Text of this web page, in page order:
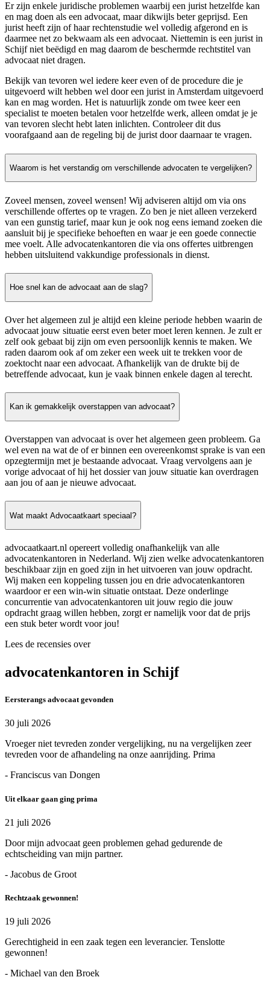
Er zijn enkele juridische problemen waarbij een jurist hetzelfde kan
en mag doen als een advocaat, maar dikwijls beter geprijsd. Een
jurist heeft zijn of haar rechtenstudie wel volledig afgerond en is
daarmee net zo bekwaam als een advocaat. Niettemin is een jurist in
Schijf niet beëdigd en mag daarom de beschermde rechtstitel van
advocaat niet dragen.
Bekijk van tevoren wel iedere keer even of de procedure die je
uitgevoerd wilt hebben wel door een jurist in Amsterdam uitgevoerd
kan en mag worden. Het is natuurlijk zonde om twee keer een
specialist te moeten betalen voor hetzelfde werk, alleen omdat je je
van tevoren slecht hebt laten inlichten. Controleer dit dus
voorafgaand aan de regeling bij de jurist door daarnaar te vragen.
Waarom is het verstandig om verschillende advocaten te vergelijken?
Zoveel mensen, zoveel wensen! Wij adviseren altijd om via ons
verschillende offertes op te vragen. Zo ben je niet alleen verzekerd
van een gunstig tarief, maar kun je ook nog eens iemand zoeken die
aansluit bij je specifieke behoeften en waar je een goede connectie
mee voelt. Alle advocatenkantoren die via ons offertes uitbrengen
hebben uitsluitend vakkundige professionals in dienst.
Hoe snel kan de advocaat aan de slag?
Over het algemeen zul je altijd een kleine periode hebben waarin de
advocaat jouw situatie eerst even beter moet leren kennen. Je zult er
zelf ook gebaat bij zijn om even persoonlijk kennis te maken. We
raden daarom ook af om zeker een week uit te trekken voor de
zoektocht naar een advocaat. Afhankelijk van de drukte bij de
betreffende advocaat, kun je vaak binnen enkele dagen al terecht.
Kan ik gemakkelijk overstappen van advocaat?
Overstappen van advocaat is over het algemeen geen probleem. Ga
wel even na wat de of er binnen een overeenkomst sprake is van een
opzegtermijn met je bestaande advocaat. Vraag vervolgens aan je
vorige advocaat of hij het dossier van jouw situatie kan overdragen
aan jou of aan je nieuwe advocaat.
Wat maakt Advocaatkaart speciaal?
advocaatkaart.nl opereert volledig onafhankelijk van alle
advocatenkantoren in Nederland. Wij zien welke advocatenkantoren
beschikbaar zijn en goed zijn in het uitvoeren van jouw opdracht.
Wij maken een koppeling tussen jou en drie advocatenkantoren
waardoor er een win-win situatie ontstaat. Deze onderlinge
concurrentie van advocatenkantoren uit jouw regio die jouw
opdracht graag willen hebben, zorgt er namelijk voor dat de prijs
een stuk beter wordt voor jou!
Lees de recensies over
advocatenkantoren in Schijf
Eersterangs advocaat gevonden
30 juli 2026
Vroeger niet tevreden zonder vergelijking, nu na vergelijken zeer
tevreden voor de afhandeling na onze aanrijding. Prima
- Franciscus van Dongen
Uit elkaar gaan ging prima
21 juli 2026
Door mijn advocaat geen problemen gehad gedurende de
echtscheiding van mijn partner.
- Jacobus de Groot
Rechtzaak gewonnen!
19 juli 2026
Gerechtigheid in een zaak tegen een leverancier. Tenslotte
gewonnen!
- Michael van den Broek